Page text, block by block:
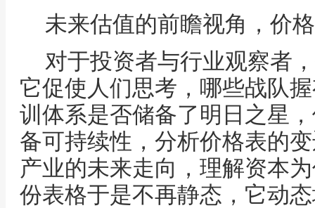
未来估值的前瞻视角，价
对于投资者与行业观察者
它促使人们思考，哪些战队
训体系是否储备了明日之星
备可持续性，分析价格表的
产业的未来走向，理解资本
份表格于是不再静态，它动